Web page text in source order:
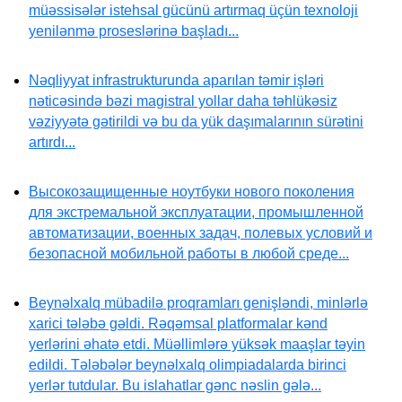
müəssisələr istehsal gücünü artırmaq üçün texnoloji
yenilənmə proseslərinə başladı...
Nəqliyyat infrastrukturunda aparılan təmir işləri
nəticəsində bəzi magistral yollar daha təhlükəsiz
vəziyyətə gətirildi və bu da yük daşımalarının sürətini
artırdı...
Высокозащищенные ноутбуки нового поколения
для экстремальной эксплуатации, промышленной
автоматизации, военных задач, полевых условий и
безопасной мобильной работы в любой среде...
Beynəlxalq mübadilə proqramları genişləndi, minlərlə
xarici tələbə gəldi. Rəqəmsal platformalar kənd
yerlərini əhatə etdi. Müəllimlərə yüksək maaşlar təyin
edildi. Tələbələr beynəlxalq olimpiadalarda birinci
yerlər tutdular. Bu islahatlar gənc nəslin gələ...